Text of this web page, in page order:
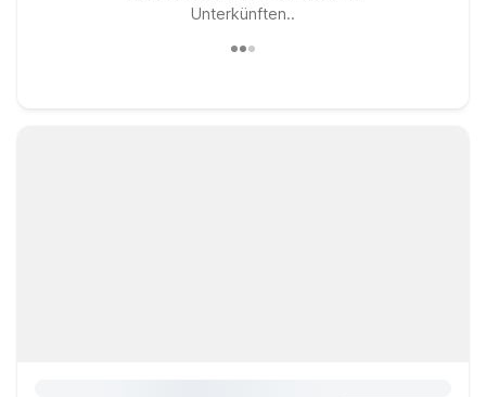
Unterkünften..